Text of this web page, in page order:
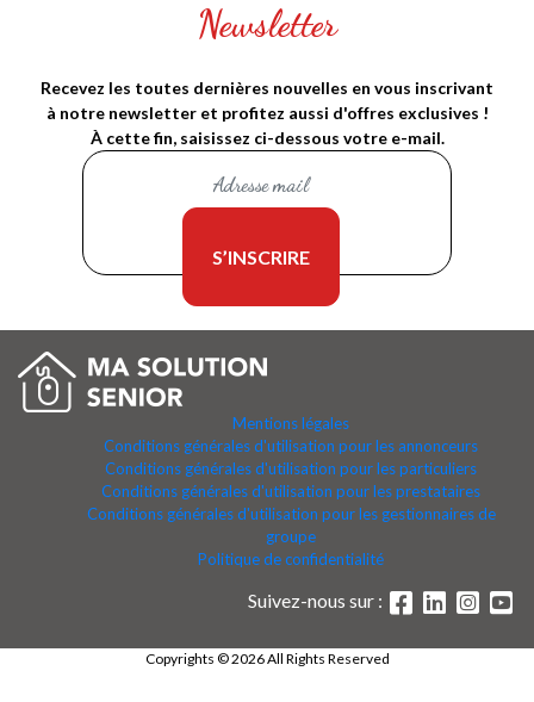
Newsletter
Recevez les toutes dernières nouvelles en vous inscrivant
à notre newsletter et profitez aussi d'offres exclusives !
À cette fin, saisissez ci-dessous votre e-mail.
Mentions légales
Conditions générales d'utilisation pour les annonceurs
Conditions générales d'utilisation pour les particuliers
Conditions générales d'utilisation pour les prestataires
Conditions générales d'utilisation pour les gestionnaires de
groupe
Politique de confidentialité
Suivez-nous sur :
Copyrights © 2026 All Rights Reserved